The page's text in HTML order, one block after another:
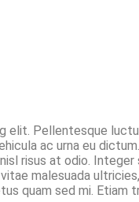
Pellentesque
ac urna eu
risus at odio.
malesuada
quam sed mi.